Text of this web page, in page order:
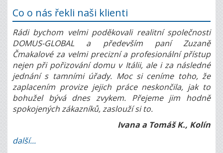
Co o nás řekli naši klienti
Rádi bychom velmi poděkovali realitní společnosti
DOMUS-GLOBAL a především paní Zuzaně
Čmakalové za velmi precizní a profesionální přístup
nejen při pořizování domu v Itálii, ale i za následné
jednání s tamními úřady. Moc si ceníme toho, že
zaplacením provize jejich práce neskončila, jak to
bohužel bývá dnes zvykem. Přejeme jim hodně
spokojených zákazníků, zaslouží si to.
Ivana a Tomáš K., Kolín
další...